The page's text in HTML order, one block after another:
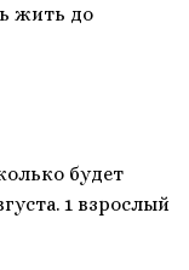
жить до
будет
1 взрослый